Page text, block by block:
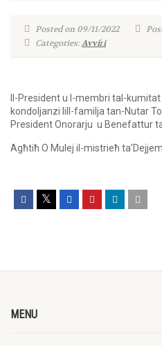
Posted on 09/11/2022
Categories:Avviżi
Il-President u l-membri tal-
kondoljanzi lill-familja tan-Nutar
President Onorarju u Benefattur
Agħtiħ O Mulej il-mistrieħ ta’Dejjem.
MENU